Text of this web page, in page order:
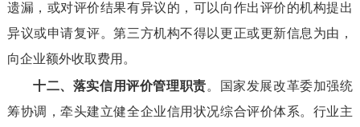
遗漏，或对评价结果有异议的，可以向作出评价的机构提出
异议或申请复评。第三方机构不得以更正或更新信息为由，
向企业额外收取费用。
十二、落实信用评价管理职责。国家发展改革委加强统
筹协调，牵头建立健全企业信用状况综合评价体系。行业主